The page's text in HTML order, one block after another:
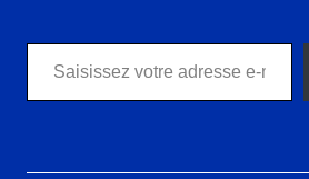
Saisissez votre adresse e-mail…